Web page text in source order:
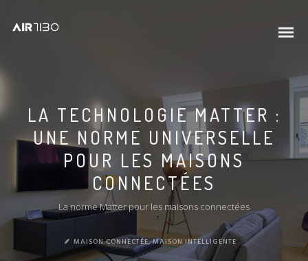
LA TECHNOLOGIE MATTER :
UNE NORME UNIVERSELLE
POUR LES MAISONS
CONNECTÉES
La norme Matter pour les maisons connectées
MAISON CONNECTÉE,MAISON INTELLIGENTE